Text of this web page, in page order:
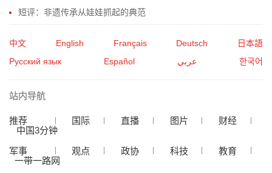
短评：非遗传承从娃娃抓起的典范
中文 English Français Deutsch
日本語
Русский язык
Español عربي 한국어
站内导航
推荐 国际 直播 图片
财经
中国3分钟
军事
观点 政协 科技
教育
一带一路网